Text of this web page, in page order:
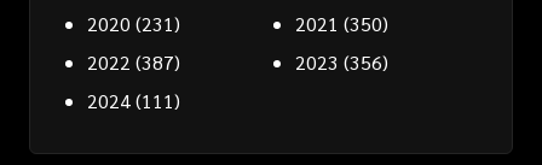
2020 (231) 2021 (350)
2022 (387) 2023 (356)
2024(111)